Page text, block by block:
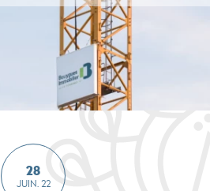
28
JUIN. 22